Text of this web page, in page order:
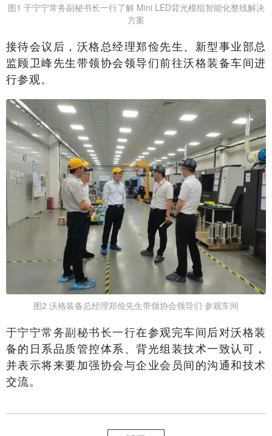
图1 于宁宁常务副秘书长一行了解 Mini LED背光模组智能化整线解决
方案
接待会议后，沃格总经理郑俭先生、新型事业部总
监顾卫峰先生带领协会领导们前往沃格装备车间进
行参观。
图2 沃格装备总经理郑俭先生带领协会领导们 参观车间
于宁宁常务副秘书长一行在参观完车间后对沃格装
备的日系品质管控体系、背光组装技术一致认可，
并表示将来要加强协会与企业会员间的沟通和技术
交流。